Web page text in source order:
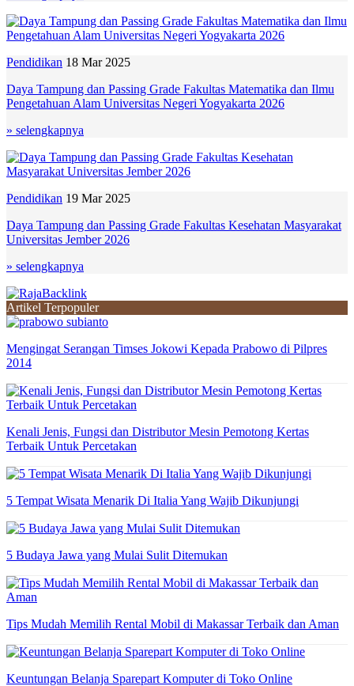
Pendidikan 18 Mar 2025
Daya Tampung dan Passing Grade Fakultas Matematika dan Ilmu
Pengetahuan Alam Universitas Negeri Yogyakarta 2026
» selengkapnya
Pendidikan 19 Mar 2025
Daya Tampung dan Passing Grade Fakultas Kesehatan Masyarakat
Universitas Jember 2026
» selengkapnya
Artikel Terpopuler
Mengingat Serangan Timses Jokowi Kepada Prabowo di Pilpres
2014
Kenali Jenis, Fungsi dan Distributor Mesin Pemotong Kertas
Terbaik Untuk Percetakan
5 Tempat Wisata Menarik Di Italia Yang Wajib Dikunjungi
5 Budaya Jawa yang Mulai Sulit Ditemukan
Tips Mudah Memilih Rental Mobil di Makassar Terbaik dan Aman
Keuntungan Belanja Sparepart Komputer di Toko Online